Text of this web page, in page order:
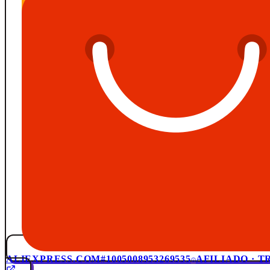
ALIEXPRESS.COM#1005008953269535 AFILIADO ·